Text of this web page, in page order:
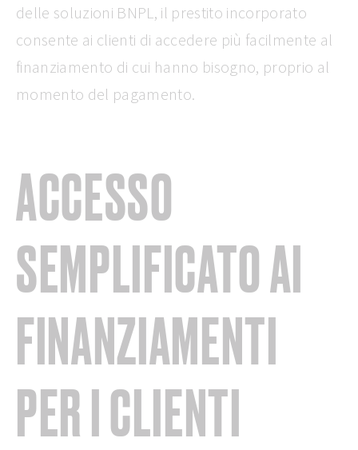
delle soluzioni BNPL, il prestito incorporato
consente ai clienti di accedere più facilmente al
finanziamento di cui hanno bisogno, proprio al
momento del pagamento.
ACCESSO
SEMPLIFICATO AI
FINANZIAMENTI
PER I CLIENTI